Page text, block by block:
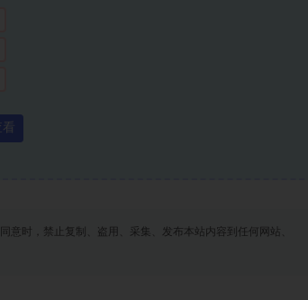
时，禁止复制、盗用、采集、发布本站内容到任何网站、